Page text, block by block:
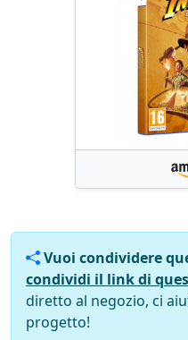
Vuoi condividere
condividi il link di
diretto al negozio, ci
progetto!